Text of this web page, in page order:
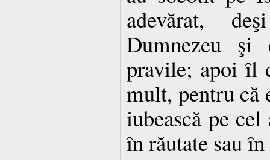
adevărat,
Dumnezeu şi
pravile; apoi îl
mult, pentru că
iubească pe cel
în răutate sau